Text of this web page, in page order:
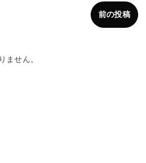
前の投稿
ません。